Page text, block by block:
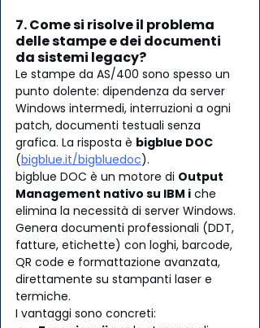
7. Come si risolve il problema
delle stampe e dei documenti
da sistemi legacy?
Le stampe da AS/400 sono spesso un
punto dolente: dipendenza da server
Windows intermedi, interruzioni a ogni
patch, documenti testuali senza
grafica. La risposta è bigblue DOC
(bigblue.it/bigbluedoc).
bigblue DOC è un motore di Output
Management nativo su IBM i che
elimina la necessità di server Windows.
Genera documenti professionali (DDT,
fatture, etichette) con loghi, barcode,
QR code e formattazione avanzata,
direttamente su stampanti laser e
termiche.
I vantaggi sono concreti: